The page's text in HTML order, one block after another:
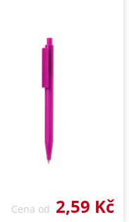
Cena od 2,59 Kč